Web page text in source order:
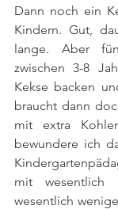
Dann noch ein
Kindern. Gut,
lange. Aber
zwischen 3-8
Kekse backen
braucht dann
mit extra
bewundere ich
mit wesentlich
wesentlich